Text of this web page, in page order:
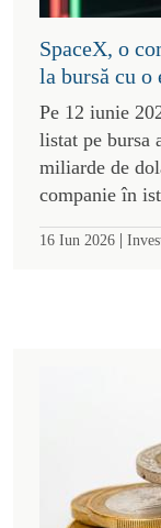
SpaceX, o
la bursă cu o
Pe 12 iunie
listat pe bursa
miliarde de
companie în
16 Iun 2026 |